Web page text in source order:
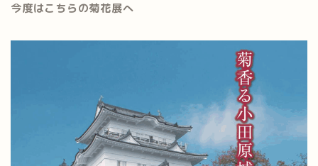
今度はこちらの菊花展へ